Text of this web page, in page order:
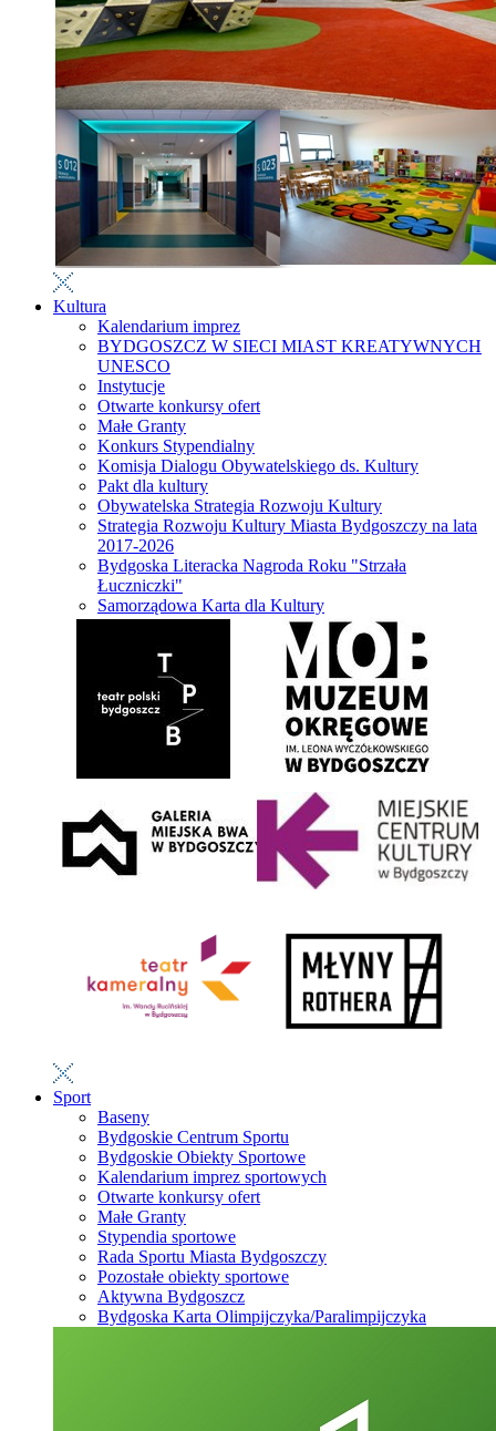
Kultura
Kalendarium imprez
BYDGOSZCZ W SIECI MIAST KREATYWNYCH
UNESCO
Instytucje
Otwarte konkursy ofert
Małe Granty
Konkurs Stypendialny
Komisja Dialogu Obywatelskiego ds. Kultury
Pakt dla kultury
Obywatelska Strategia Rozwoju Kultury
Strategia Rozwoju Kultury Miasta Bydgoszczy na lata
2017-2026
Bydgoska Literacka Nagroda Roku "Strzała
Łuczniczki"
Samorządowa Karta dla Kultury
Sport
Baseny
Bydgoskie Centrum Sportu
Bydgoskie Obiekty Sportowe
Kalendarium imprez sportowych
Otwarte konkursy ofert
Małe Granty
Stypendia sportowe
Rada Sportu Miasta Bydgoszczy
Pozostałe obiekty sportowe
Aktywna Bydgoszcz
Bydgoska Karta Olimpijczyka/Paralimpijczyka